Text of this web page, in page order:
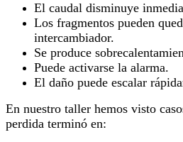
El caudal disminuye
Los fragmentos pueden
intercambiador.
Se produce
Puede activarse la alarma.
El daño puede escalar
En nuestro taller hemos visto
perdida terminó en: